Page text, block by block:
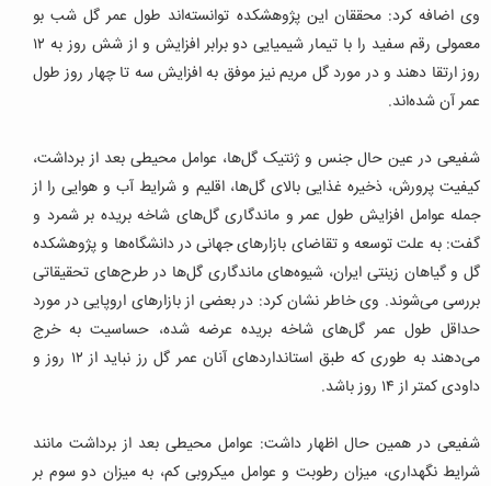
وی اضافه کرد: محققان این پژوهشکده توانسته‌اند طول عمر گل شب بو
معمولی رقم سفید را با تیمار شیمیایی دو برابر افزایش و از شش روز به ۱۲
روز ارتقا دهند و در مورد گل مریم نیز موفق به افزایش سه تا چهار روز طول
عمر آن شده‌اند.
شفیعی در عین حال جنس و ژنتیک گل‌ها، عوامل محیطی بعد از برداشت،
کیفیت پرورش، ذخیره غذایی بالای گل‌ها، اقلیم و شرایط آب و هوایی را از
جمله عوامل افزایش طول عمر و ماندگاری گل‌های شاخه بریده بر شمرد و
گفت: به علت توسعه و تقاضای بازارهای جهانی در دانشگاه‌ها و پژوهشکده
گل و گیاهان زینتی ایران، شیوه‌های ماندگاری گل‌ها در طرح‌های تحقیقاتی
بررسی می‌شوند. وی خاطر نشان کرد: در بعضی از بازارهای اروپایی در مورد
حداقل طول عمر گل‌های شاخه بریده عرضه شده، حساسیت به خرج
می‌دهند به طوری که طبق استانداردهای آنان عمر گل رز نباید از ۱۲ روز و
داودی کمتر از ۱۴ روز باشد.
شفیعی در همین حال اظهار داشت: عوامل محیطی بعد از برداشت مانند
شرایط نگهداری، میزان رطوبت و عوامل میکروبی کم، به میزان دو سوم بر